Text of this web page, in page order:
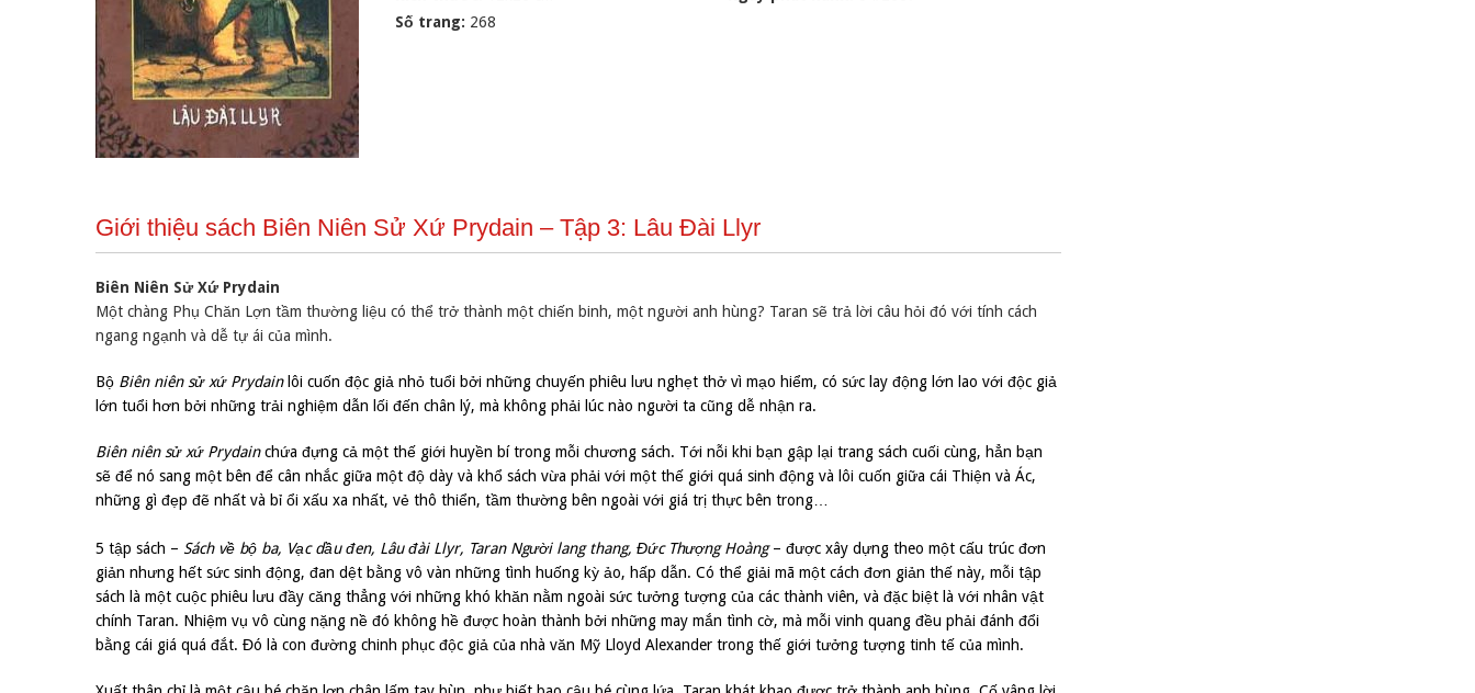
Số trang: 268
Giới thiệu sách Biên Niên Sử Xứ Prydain – Tập 3: Lâu Đài Llyr
Biên Niên Sử Xứ Prydain
Một chàng Phụ Chăn Lợn tầm thường liệu có thể trở thành một chiến binh, một người anh hùng? Taran sẽ trả lời câu hỏi đó với tính cách
ngang ngạnh và dễ tự ái của mình.
Bộ Biên niên sử xứ Prydainlôi cuốn độc giả nhỏ tuổi bởi những chuyến phiêu lưu nghẹt thở vì mạo hiểm, có sức lay động lớn lao với độc giả
lớn tuổi hơn bởi những trải nghiệm dẫn lối đến chân lý, mà không phải lúc nào người ta cũng dễ nhận ra.
Biên niên sử xứ Prydainchứa đựng cả một thế giới huyền bí trong mỗi chương sách. Tới nỗi khi bạn gập lại trang sách cuối cùng, hẳn bạn
sẽ để nó sang một bên để cân nhắc giữa một độ dày và khổ sách vừa phải với một thế giới quá sinh động và lôi cuốn giữa cái Thiện và Ác,
những gì đẹp đẽ nhất và bỉ ổi xấu xa nhất, vẻ thô thiển, tầm thường bên ngoài với giá trị thực bên trong…
5 tập sách – Sách về bộ ba, Vạc dầu đen, Lâu đài Llyr, Taran Người lang thang, Đức Thượng Hoàng– được xây dựng theo một cấu trúc đơn
giản nhưng hết sức sinh động, đan dệt bằng vô vàn những tình huống kỳ ảo, hấp dẫn. Có thể giải mã một cách đơn giản thế này, mỗi tập
sách là một cuộc phiêu lưu đầy căng thẳng với những khó khăn nằm ngoài sức tưởng tượng của các thành viên, và đặc biệt là với nhân vật
chính Taran. Nhiệm vụ vô cùng nặng nề đó không hề được hoàn thành bởi những may mắn tình cờ, mà mỗi vinh quang đều phải đánh đổi
bằng cái giá quá đắt. Đó là con đường chinh phục độc giả của nhà văn Mỹ Lloyd Alexander trong thế giới tưởng tượng tinh tế của mình.